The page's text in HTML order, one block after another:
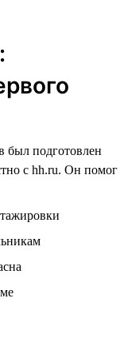
был подготовлен
с hh.ru. Он помог